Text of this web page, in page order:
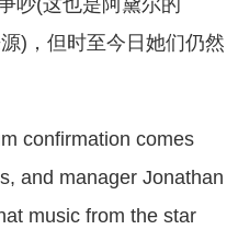
)，但时至今日她们仍然
confirmation comes
and manager Jonathan
music from the star